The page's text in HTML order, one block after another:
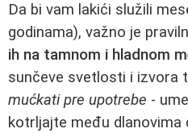
Da bi vam lakići služili
godinama), važno je
ih na tamnom i hladnom
sunčeve svetlosti i izvora
mućkati pre upotrebe -
kotrljajte među dlanovima